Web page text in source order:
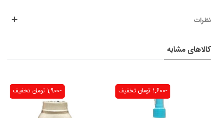
نظرات
کالاهای مشابه
تخفیف -1,600 تومان تخفیف -1,900 تومان